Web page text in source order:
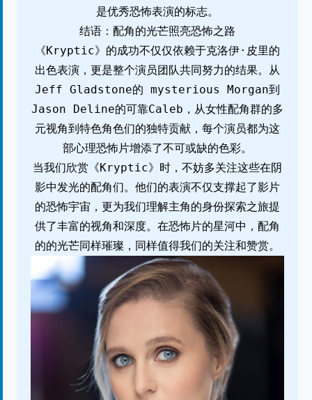
是优秀恐怖表演的标志。
结语：配角的光芒照亮恐怖之路
《Kryptic》的成功不仅仅依赖于克洛伊·皮里的
出色表演，更是整个演员团队共同努力的结果。从
Jeff Gladstone的 mysterious Morgan到
Jason Deline的可靠Caleb，从女性配角群的多
元视角到特色角色们的独特贡献，每个演员都为这
部心理恐怖片增添了不可或缺的色彩。
当我们欣赏《Kryptic》时，不妨多关注这些在阴
影中发光的配角们。他们的表演不仅支撑起了影片
的恐怖宇宙，更为我们理解主角的身份探索之旅提
供了丰富的视角和深度。在恐怖片的星河中，配角
的的光芒同样璀璨，同样值得我们的关注和赞赏。